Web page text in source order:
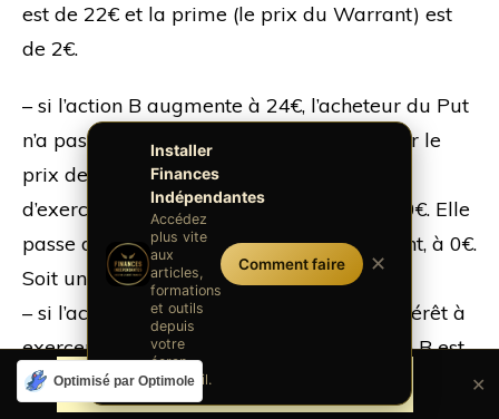
est de 22€ et la prime (le prix du Warrant) est
de 2€.
– si l’action B augmente à 24€, l’acheteur du Put
n’a pas d’intérêt à exercer son Warrant car le
prix de l’action B est supérieur au prix
d’exercice. La prime du Warrant sera de 0€. Elle
passe de 2€, lors de l’achat du Put Warrant, à 0€.
Soit une perte de 100%.
– si l’action B baisse à 18€, l’acheteur a intérêt à
exercer son Warrant car le prix de l’action B est
inférieur au prix d’exercice. La prime de
Optimisé par Optimole ✕
Installer
Finances
Indépendantes
Accédez
plus vite
aux
articles,
formations
et outils
depuis
votre
écran
d'accueil.
Comment faire ✕